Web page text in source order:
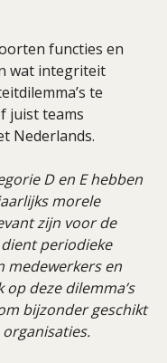
functies en
wat integriteit
te
juist teams
Nederlands.
D en E hebben
morele
zijn voor de
periodieke
medewerkers en
deze dilemma’s
bijzonder geschikt